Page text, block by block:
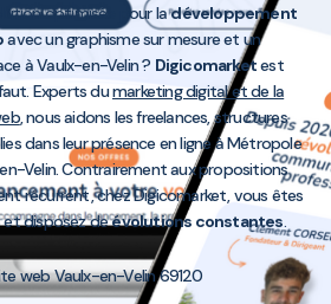
optimisée pour ladéveloppement
avec un graphisme sur mesure et un
à Vaulx-en-Velin ? Digicomarketest
Experts dumarketing digital et de la
, nous aidons les freelances, structures
dans leur présence en ligne à Métropole
Velin. Contrairement aux propositions
récurrent, chez Digicomarket, vous êtes
et disposez deévolutions constantes
web Vaulx-en-Velin 69120